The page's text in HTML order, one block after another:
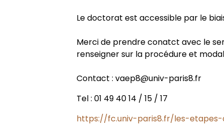
Textes de référence
Cotutelle internationale
Abandonner la thèse
Formations proposées par le
Thèses soutenues
Postdoc
Guide du financement de doctorat
Le doctorat est accessible par le
Merci de prendre conatct avec le
renseigner sur la procédure et
Contact : vaep8@univ-paris8.fr
Tel : 01 49 40 14 / 15 / 17
https://fc.univ-paris8.fr/les-